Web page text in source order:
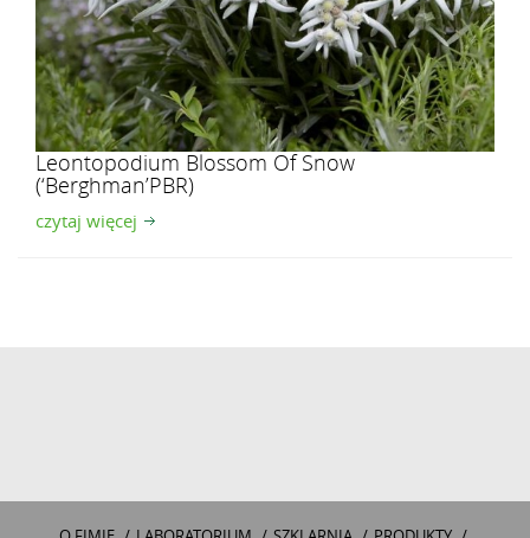
Leontopodium Blossom Of Snow
(‘Berghman’PBR)
czytaj więcej